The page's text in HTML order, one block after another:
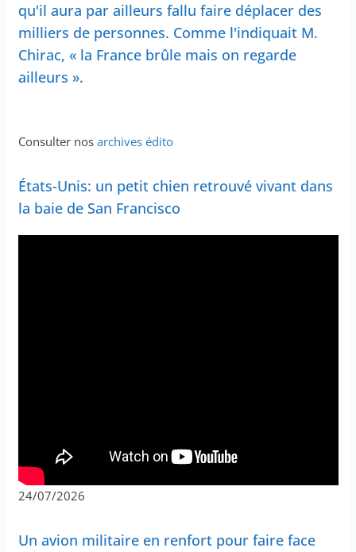
qu'il aura par ailleurs fallu faire déplacer des
milliers de personnes. Comme l'indiquait M.
Chirac, « la France brûle mais on regarde
ailleurs ».
Consulter nos archives édito
États-Unis: un petit chien retrouvé vivant dans
la baie de San Francisco
24/07/2026
Un avion militaire en renfort pour faire face